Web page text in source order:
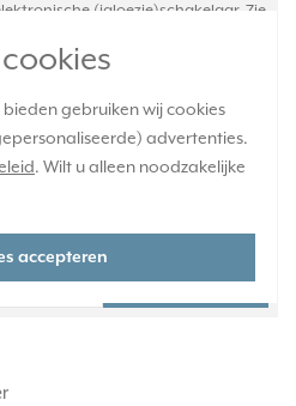
gebruiken wij cookies
advertenties.
. Wilt u alleen noodzakelijke
accepteren
(jaloezie)schakelaar. Zie
Exclusief binnenwerk en
+